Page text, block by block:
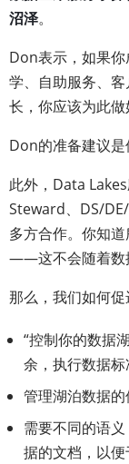
沼泽。
Don表示，如果
学、自助服务、
长，你应该为此做
Don的准备建议是
此外，Data
Steward、DS/
多方合作。你知
——这不会随着数
那么，我们如何促
“控制你的数据
余，执行数据标
管理湖泊数据的
需要不同的语
据的文档，以